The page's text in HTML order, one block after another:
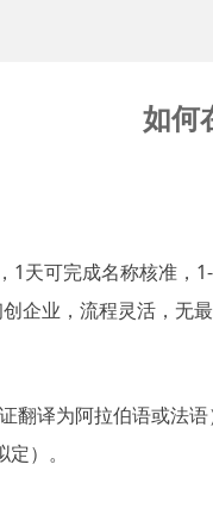
如何
1天可完成名称核准，
创企业，流程灵活，无
翻译为阿拉伯语或法
）。